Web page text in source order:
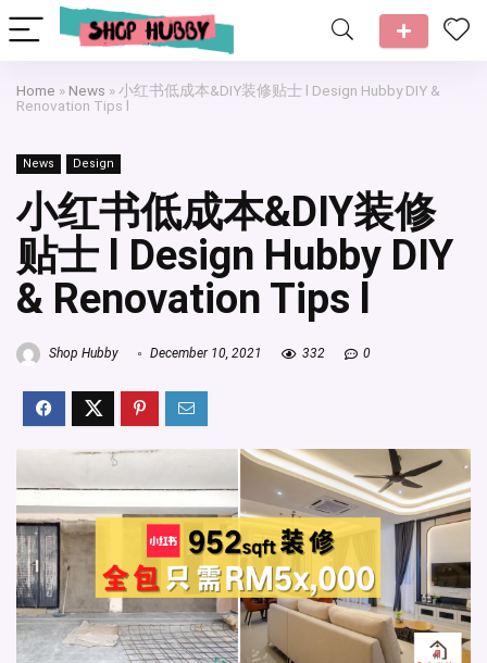
Home » News »小红书低成本&DIY装修贴士 l Design Hubby DIY &
Renovation Tips l
News Design
小红书低成本&DIY装修
贴士 l Design Hubby DIY
& Renovation Tips l
Shop Hubby December 10, 2021 332 0